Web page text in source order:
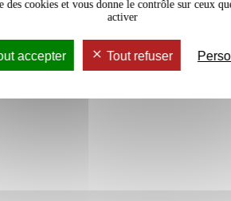
des cookies et vous donne le contrôle sur ceux
activer
accepter Tout refuser